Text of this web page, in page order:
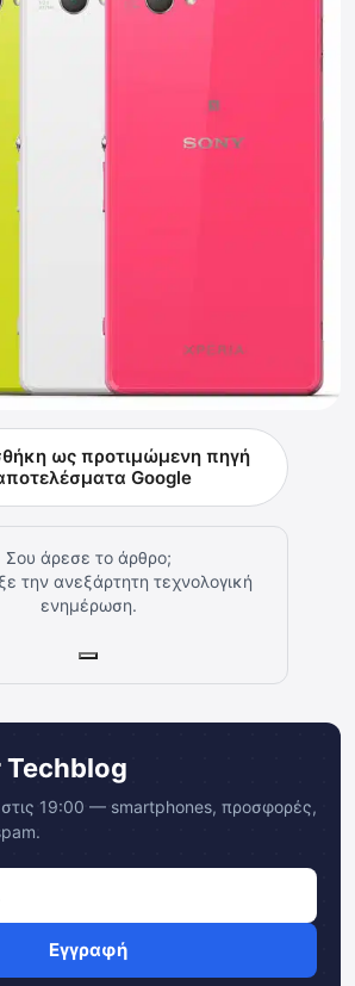
ως προτιμώμενη πηγή
Google
Σου άρεσε το άρθρο;
την ανεξάρτητη τεχνολογική
ενημέρωση.
19:00 — smartphones, προσφορές,
Εγγραφή